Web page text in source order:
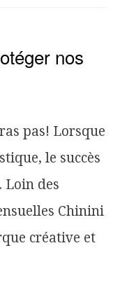
nos
pas! Lorsque
le succès
Loin des
Chinini
créative et